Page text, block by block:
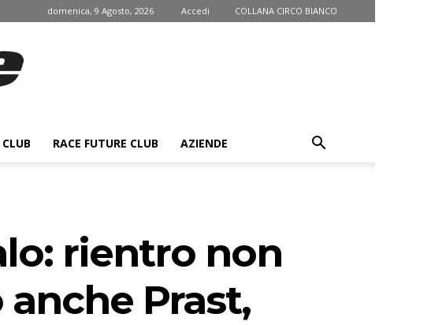
domenica, 9 Agosto, 2026 Accedi COLLANA CIRCO BIANCO
CLUB RACE FUTURE CLUB AZIENDE
rientro non
anche Prast,